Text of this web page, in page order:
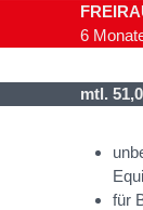
6
mtl.
für